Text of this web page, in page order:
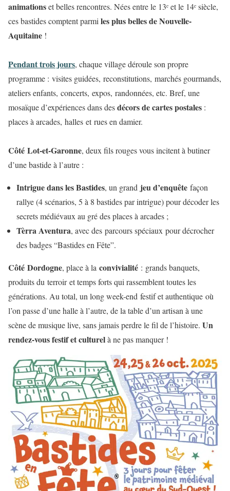
animationset belles rencontres. Nées entre le 13ᵉ et le 14ᵉ siècle,
ces bastides comptent parmiles plus belles de Nouvelle-
Aquitaine !
Pendant trois jours, chaque village déroule son propre
programme : visites guidées, reconstitutions, marchés gourmands,
ateliers enfants, concerts, expos, randonnées, etc. Bref, une
mosaïque d’expériences dans desdécors de cartes postales :
places à arcades, halles et rues en damier.
Côté Lot-et-Garonne, deux fils rouges vous incitent à butiner
d’une bastide à l’autre :
Intrigue dans les Bastides, un grand jeu d’enquête façon
rallye (4 scénarios, 5 à 8 bastides par intrigue) pour décoder les
secrets médiévaux au gré des places à arcades ;
Tèrra Aventura, avec des parcours spéciaux pour décrocher
des badges “Bastides en Fête”.
Côté Dordogne, place à la convivialité : grands banquets,
produits du terroir et temps forts qui rassemblent toutes les
générations. Au total, un long week-end festif et authentique où
l’on passe d’une halle à l’autre, de la table d’un artisan à une
scène de musique live, sans jamais perdre le fil de l’histoire. Un
rendez-vous festif et culturelà ne pas manquer !